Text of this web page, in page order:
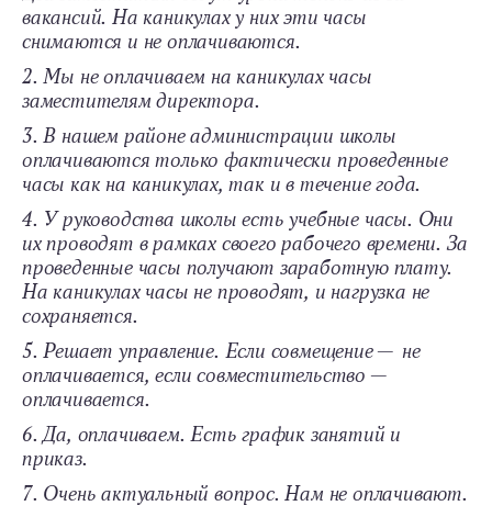
вакансий. На каникулах у них эти часы
снимаются и не оплачиваются.
2. Мы не оплачиваем на каникулах часы
заместителям директора.
3. В нашем районе администрации школы
оплачиваются только фактически проведенные
часы как на каникулах, так и в течение года.
4. У руководства школы есть учебные часы. Они
их проводят в рамках своего рабочего времени. За
проведенные часы получают заработную плату.
На каникулах часы не проводят, и нагрузка не
сохраняется.
5. Решает управление. Если совмещение — не
оплачивается, если совместительство —
оплачивается.
6. Да, оплачиваем. Есть график занятий и
приказ.
7. Очень актуальный вопрос. Нам не оплачивают.